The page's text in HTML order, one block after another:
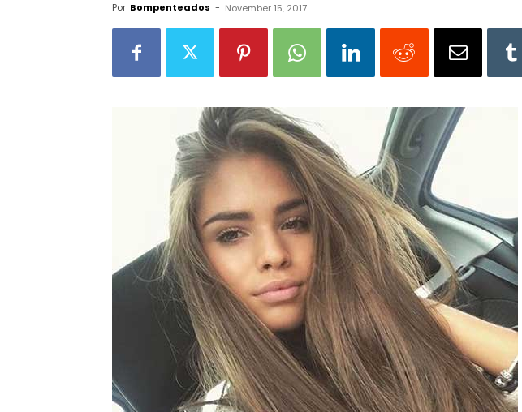
Por Bompenteados - November 15, 2017